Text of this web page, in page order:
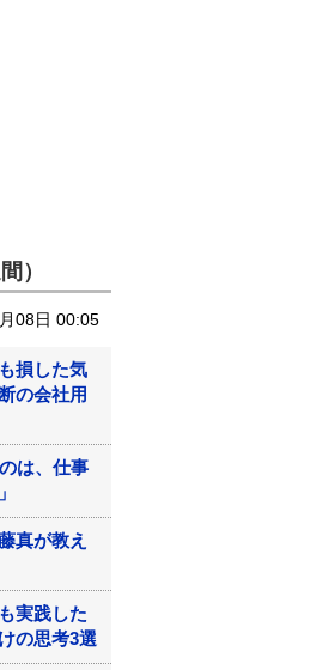
）
08日 00:05
損した気
の会社用
は、仕事
真が教え
実践した
の思考3選